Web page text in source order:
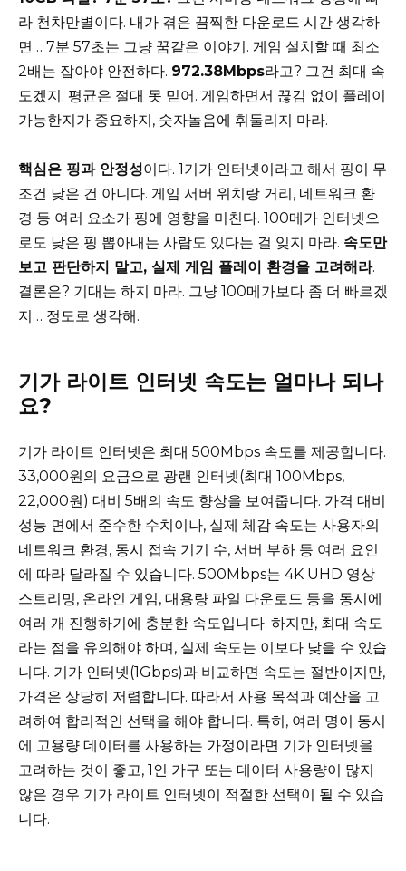
라 천차만별이다. 내가 겪은 끔찍한 다운로드 시간 생각하
면… 7분 57초는 그냥 꿈같은 이야기. 게임 설치할 때 최소
2배는 잡아야 안전하다. 972.38Mbps라고? 그건 최대 속
도겠지. 평균은 절대 못 믿어. 게임하면서 끊김 없이 플레이
가능한지가 중요하지, 숫자놀음에 휘둘리지 마라.
핵심은 핑과 안정성이다. 1기가 인터넷이라고 해서 핑이 무
조건 낮은 건 아니다. 게임 서버 위치랑 거리, 네트워크 환
경 등 여러 요소가 핑에 영향을 미친다. 100메가 인터넷으
로도 낮은 핑 뽑아내는 사람도 있다는 걸 잊지 마라. 속도만
보고 판단하지 말고, 실제 게임 플레이 환경을 고려해라.
결론은? 기대는 하지 마라. 그냥 100메가보다 좀 더 빠르겠
지… 정도로 생각해.
기가 라이트 인터넷 속도는 얼마나 되나
요?
기가 라이트 인터넷은 최대 500Mbps 속도를 제공합니다.
33,000원의 요금으로 광랜 인터넷(최대 100Mbps,
22,000원) 대비 5배의 속도 향상을 보여줍니다. 가격 대비
성능 면에서 준수한 수치이나, 실제 체감 속도는 사용자의
네트워크 환경, 동시 접속 기기 수, 서버 부하 등 여러 요인
에 따라 달라질 수 있습니다. 500Mbps는 4K UHD 영상
스트리밍, 온라인 게임, 대용량 파일 다운로드 등을 동시에
여러 개 진행하기에 충분한 속도입니다. 하지만, 최대 속도
라는 점을 유의해야 하며, 실제 속도는 이보다 낮을 수 있습
니다. 기가 인터넷(1Gbps)과 비교하면 속도는 절반이지만,
가격은 상당히 저렴합니다. 따라서 사용 목적과 예산을 고
려하여 합리적인 선택을 해야 합니다. 특히, 여러 명이 동시
에 고용량 데이터를 사용하는 가정이라면 기가 인터넷을
고려하는 것이 좋고, 1인 가구 또는 데이터 사용량이 많지
않은 경우 기가 라이트 인터넷이 적절한 선택이 될 수 있습
니다.